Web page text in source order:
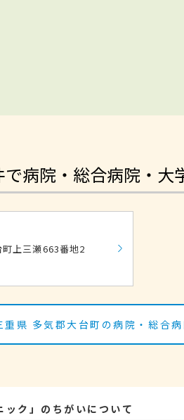
病院・総合病院・大
上三瀬663番地2
重県 多気郡大台町の病院・総合
ック」のちがいについて